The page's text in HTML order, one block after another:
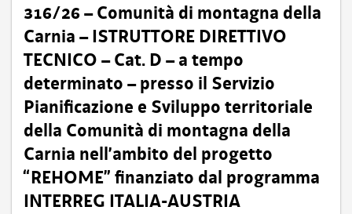
316/26 – Comunità di montagna della
Carnia – ISTRUTTORE DIRETTIVO
TECNICO – Cat. D – a tempo
determinato – presso il Servizio
Pianificazione e Sviluppo territoriale
della Comunità di montagna della
Carnia nell’ambito del progetto
“REHOME” finanziato dal programma
INTERREG ITALIA-AUSTRIA